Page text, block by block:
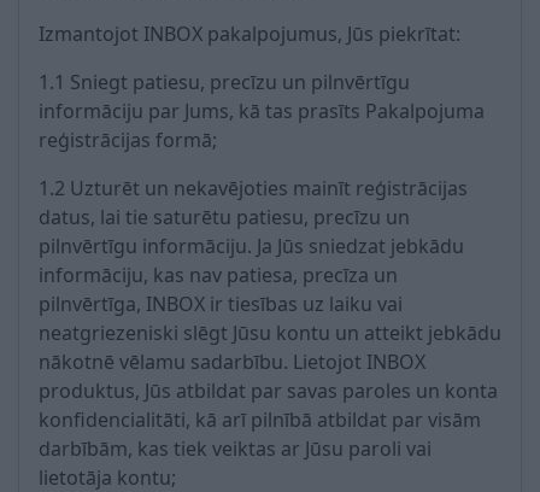
Izmantojot INBOX pakalpojumus, Jūs piekrītat:
1.1 Sniegt patiesu, precīzu un pilnvērtīgu
informāciju par Jums, kā tas prasīts Pakalpojuma
reģistrācijas formā;
1.2 Uzturēt un nekavējoties mainīt reģistrācijas
datus, lai tie saturētu patiesu, precīzu un
pilnvērtīgu informāciju. Ja Jūs sniedzat jebkādu
informāciju, kas nav patiesa, precīza un
pilnvērtīga, INBOX ir tiesības uz laiku vai
neatgriezeniski slēgt Jūsu kontu un atteikt jebkādu
nākotnē vēlamu sadarbību. Lietojot INBOX
produktus, Jūs atbildat par savas paroles un konta
konfidencialitāti, kā arī pilnībā atbildat par visām
darbībām, kas tiek veiktas ar Jūsu paroli vai
lietotāja kontu;